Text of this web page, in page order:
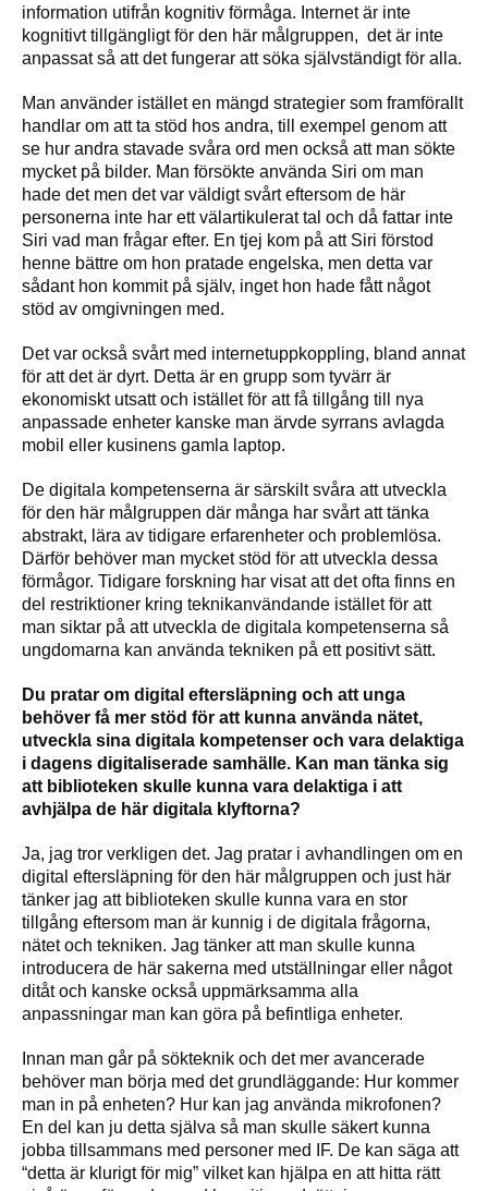
information utifrån kognitiv förmåga. Internet är inte
kognitivt tillgängligt för den här målgruppen, det är inte
anpassat så att det fungerar att söka självständigt för alla.
Man använder istället en mängd strategier som framförallt
handlar om att ta stöd hos andra, till exempel genom att
se hur andra stavade svåra ord men också att man sökte
mycket på bilder. Man försökte använda Siri om man
hade det men det var väldigt svårt eftersom de här
personerna inte har ett välartikulerat tal och då fattar inte
Siri vad man frågar efter. En tjej kom på att Siri förstod
henne bättre om hon pratade engelska, men detta var
sådant hon kommit på själv, inget hon hade fått något
stöd av omgivningen med.
Det var också svårt med internetuppkoppling, bland annat
för att det är dyrt. Detta är en grupp som tyvärr är
ekonomiskt utsatt och istället för att få tillgång till nya
anpassade enheter kanske man ärvde syrrans avlagda
mobil eller kusinens gamla laptop.
De digitala kompetenserna är särskilt svåra att utveckla
för den här målgruppen där många har svårt att tänka
abstrakt, lära av tidigare erfarenheter och problemlösa.
Därför behöver man mycket stöd för att utveckla dessa
förmågor. Tidigare forskning har visat att det ofta finns en
del restriktioner kring teknikanvändande istället för att
man siktar på att utveckla de digitala kompetenserna så
ungdomarna kan använda tekniken på ett positivt sätt.
Du pratar om digital eftersläpning och att unga
behöver få mer stöd för att kunna använda nätet,
utveckla sina digitala kompetenser och vara delaktiga
i dagens digitaliserade samhälle. Kan man tänka sig
att biblioteken skulle kunna vara delaktiga i att
avhjälpa de här digitala klyftorna?
Ja, jag tror verkligen det. Jag pratar i avhandlingen om en
digital eftersläpning för den här målgruppen och just här
tänker jag att biblioteken skulle kunna vara en stor
tillgång eftersom man är kunnig i de digitala frågorna,
nätet och tekniken. Jag tänker att man skulle kunna
introducera de här sakerna med utställningar eller något
ditåt och kanske också uppmärksamma alla
anpassningar man kan göra på befintliga enheter.
Innan man går på sökteknik och det mer avancerade
behöver man börja med det grundläggande: Hur kommer
man in på enheten? Hur kan jag använda mikrofonen?
En del kan ju detta själva så man skulle säkert kunna
jobba tillsammans med personer med IF. De kan säga att
“detta är klurigt för mig” vilket kan hjälpa en att hitta rätt